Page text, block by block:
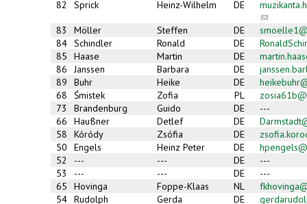
82
Sprick Heinz-Wilhelm DE
(link
sends
e-
mail)
83 Möller Steffen DE
84 Schindler Ronald DE
85
Haase Martin DE
86
Janssen Barbara DE
89
Buhr Heike DE
68
Śmistek Zofia PL
73
Brandenburg Guido DE
---
66
Haußner Detlef DE
58
Kóródy Zsófia DE
50
Engels Heinz Peter DE
52
--- --- DE
---
53
--- --- DE
---
65
Hovinga Foppe-Klaas NL
54 Rudolph Gerda DE